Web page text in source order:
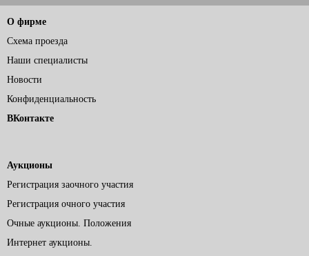
О фирме
Схема проезда
Наши специалисты
Новости
Конфиденциальность
ВКонтакте
Аукционы
Регистрация заочного участия
Регистрация очного участия
Очные аукционы. Положения
Интернет аукционы.